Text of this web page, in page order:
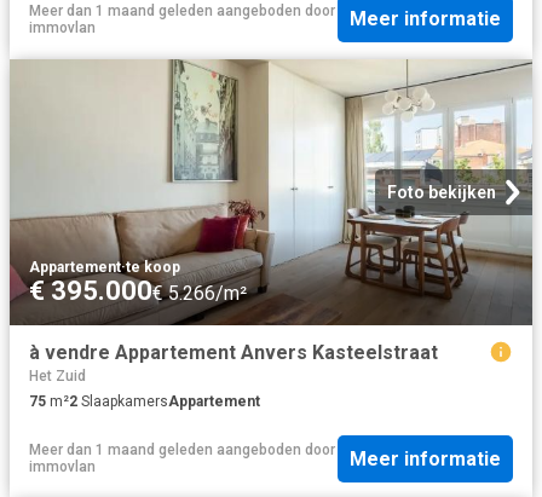
Meer dan 1 maand geleden aangeboden door
immovlan
Meer informatie
Foto bekijken
Appartement·te koop
€ 395.000€ 5.266/m²
à vendre Appartement Anvers Kasteelstraat
Het Zuid
75 m²2 SlaapkamersAppartement
Meer dan 1 maand geleden aangeboden door
immovlan
Meer informatie